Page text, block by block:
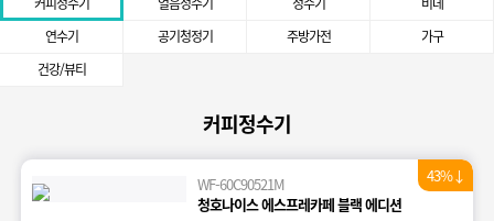
연수기
공기청정기 주방가전
가구
건강/뷰티
커피정수기
WF-60C90521M
청호나이스 에스프레카페 블랙 에디션
43%↓